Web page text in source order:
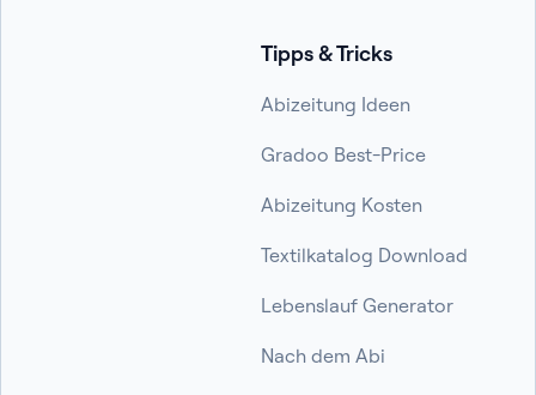
Tipps & Tricks
Abizeitung Ideen
Gradoo Best-Price
Abizeitung Kosten
Textilkatalog Download
Lebenslauf Generator
Nach dem Abi